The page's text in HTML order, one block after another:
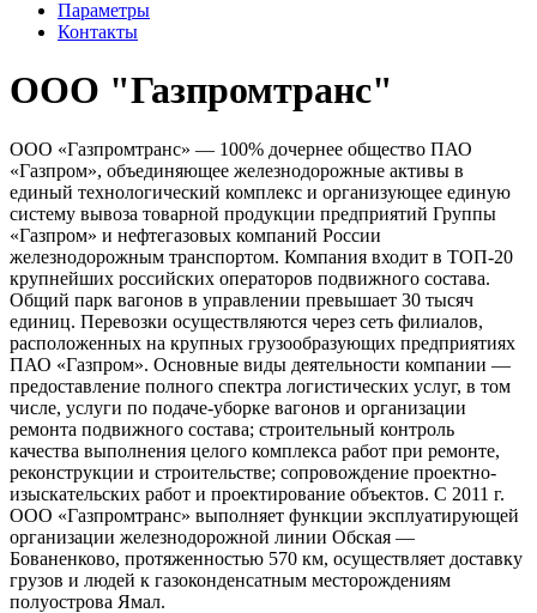
Параметры
Контакты
ООО "Газпромтранс"
ООО «Газпромтранс» — 100% дочернее общество ПАО
«Газпром», объединяющее железнодорожные активы в
единый технологический комплекс и организующее единую
систему вывоза товарной продукции предприятий Группы
«Газпром» и нефтегазовых компаний России
железнодорожным транспортом. Компания входит в ТОП-20
крупнейших российских операторов подвижного состава.
Общий парк вагонов в управлении превышает 30 тысяч
единиц. Перевозки осуществляются через сеть филиалов,
расположенных на крупных грузообразующих предприятиях
ПАО «Газпром». Основные виды деятельности компании —
предоставление полного спектра логистических услуг, в том
числе, услуги по подаче-уборке вагонов и организации
ремонта подвижного состава; строительный контроль
качества выполнения целого комплекса работ при ремонте,
реконструкции и строительстве; сопровождение проектно-
изыскательских работ и проектирование объектов. С 2011 г.
ООО «Газпромтранс» выполняет функции эксплуатирующей
организации железнодорожной линии Обская —
Бованенково, протяженностью 570 км, осуществляет доставку
грузов и людей к газоконденсатным месторождениям
полуострова Ямал.